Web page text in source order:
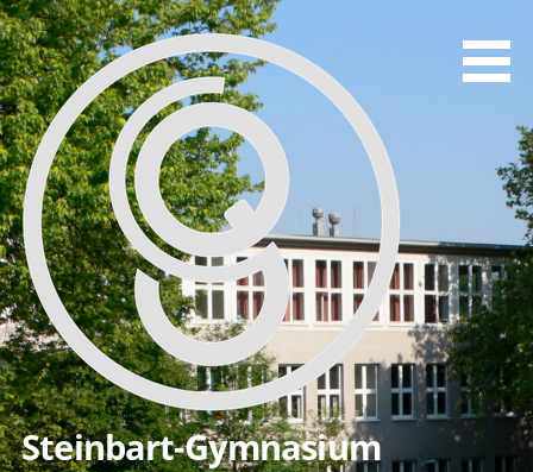
Zum
Inhalt
springen
Steinbart-Gymnasium